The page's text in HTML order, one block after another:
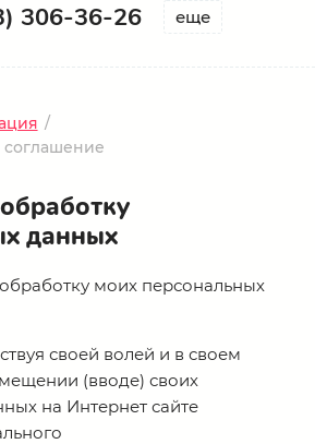
306-36-26 еще
/
соглашение
данных
моих персональных
своей волей и в своем
(вводе) своих
на Интернет сайте